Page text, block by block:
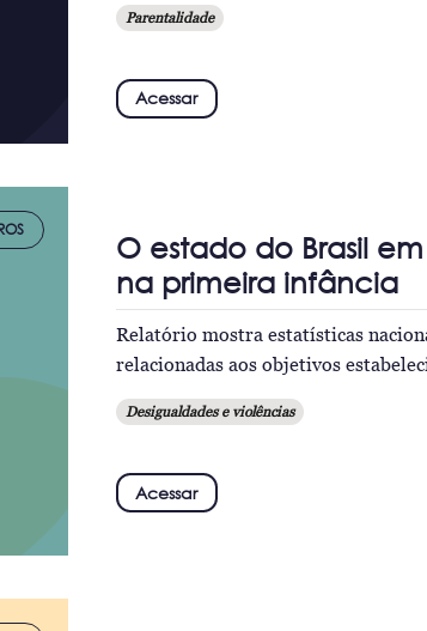
Parentalidade
Acessar
O estado do Brasil
na primeira infância
Relatório mostra estatísticas
relacionadas aos objetivos
Desigualdades e violências
Acessar